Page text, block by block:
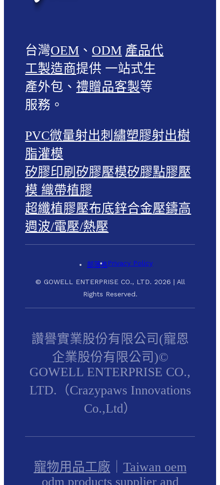
台灣OEM 、 ODM 產品代
工製造商提供 一站式生
產外包、 禮贈品客製等
服務。
PVC微量射出刺繡塑膠射出樹
脂灌模
矽膠印刷矽膠壓模矽膠點膠壓
模 織帶植膠
超纖植膠壓布底鋅合金壓鑄高
週波/電壓/熱壓
© GOWELL ENTERPRISE CO., LTD. 2026 | All
Rights Reserved.
部落格Privacy Policy
讚譽實業股份有限公司(寵恩
企業股份有限公司)©
GOWELL ENTERPRISE CO.,
LTD.（Crazypaws Innovations
Co.,Ltd）
寵物用品工廠
Taiwan oem
odm products supplier and